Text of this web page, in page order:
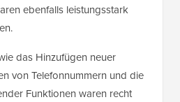
ebenfalls leistungsstark
das Hinzufügen neuer
von Telefonnummern und die
Funktionen waren recht